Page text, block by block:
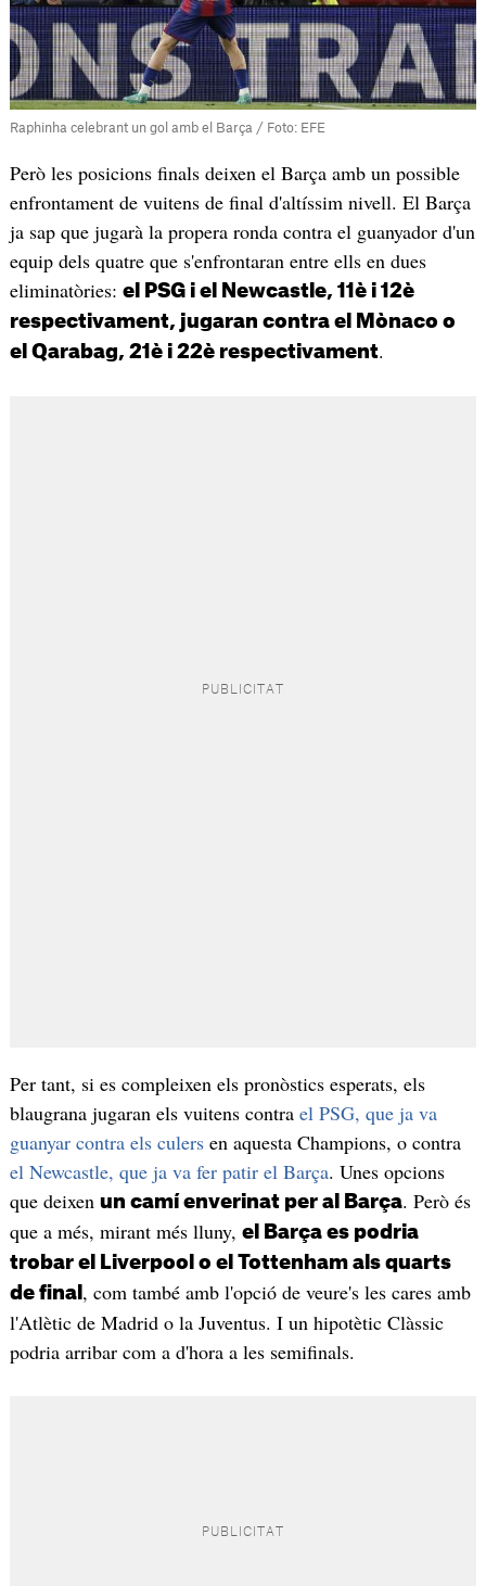
Raphinha celebrant un gol amb el Barça / Foto: EFE
Però les posicions finals deixen el Barça amb un possible
enfrontament de vuitens de final d'altíssim nivell. El Barça
ja sap que jugarà la propera ronda contra el guanyador d'un
equip dels quatre que s'enfrontaran entre ells en dues
eliminatòries: el PSG i el Newcastle, 11è i 12è
respectivament, jugaran contra el Mònaco o
el Qarabag, 21è i 22è respectivament.
Per tant, si es compleixen els pronòstics esperats, els
blaugrana jugaran els vuitens contra el PSG, que ja va
guanyar contra els culersen aquesta Champions, o contra
el Newcastle, que ja va fer patir el Barça. Unes opcions
que deixen un camí enverinat per al Barça. Però és
que a més, mirant més lluny, el Barça es podria
trobar el Liverpool o el Tottenham als quarts
de final , com també amb l'opció de veure's les cares amb
l'Atlètic de Madrid o la Juventus. I un hipotètic Clàssic
podria arribar com a d'hora a les semifinals.